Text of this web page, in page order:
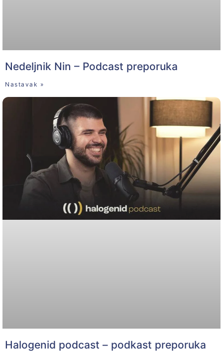
Nedeljnik Nin – Podcast preporuka
Nastavak »
Halogenid podcast – podkast preporuka